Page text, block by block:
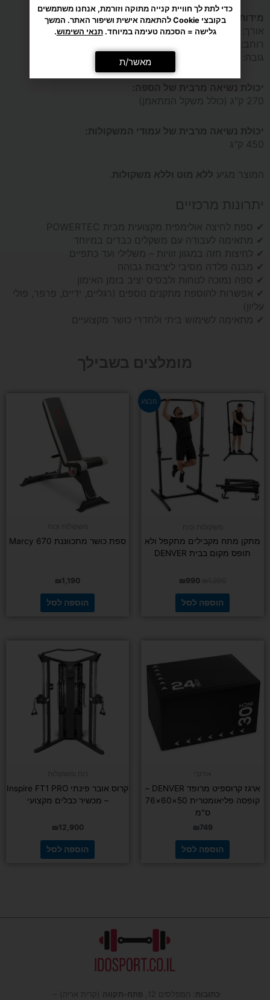
מידות המכשיר:
אורך:
רוחב:
גובה:
יכולת נשיאה מרבית של הספה:
270 ק"ג (כולל משקל המתאמן)
יכולת נשיאה מרבית של עמודי המשקולות:
450 ק"ג
המוצר מגיע ללא מוט וללא משקולות
יתרונות מרכזיים
✔ ספת לחיצה אולימפית מקצועית מבית POWERTEC
✔ מתאימה לעבודה עם משקלים כבדים במיוחד
✔ לחיצות חזה במגוון זוויות – משלילי ועד כתפיים
✔ מבנה פלדה מסיבי ליציבות גבוהה
✔ ספה נמוכה לנוחות ולבסיס יציב בזמן האימון
✔ אפשרות להוספת מתקנים נוספים (רגליים, ידיים, פרפר, פולי
עליון)
✔ מתאימה לשימוש ביתי ולחדרי כושר מקצועיים
מומלצים בשבילך
מבצע
מתקן מתח מקבילים מתקפל ולא
תופס מקום בבית DENVER
המקורי
היה:
₪1,290.
₪990
המחיר
הנוכחי
הוא:
₪990.
הוספה לסל
ספת כושר מתכווננת Marcy 670
₪1,190
הוספה לסל
ארגז קרוספיט מרופד DENVER –
קופסה פליאומטרית 50×60×76
ס"מ
₪749
הוספה לסל
קרוס אובר פינתי Inspire FT1 PRO
– מכשיר כבלים מקצועי
₪12,900
הוספה לסל
כתובות : המפלסים 12, פתח-תקווה (קרית אריה) –